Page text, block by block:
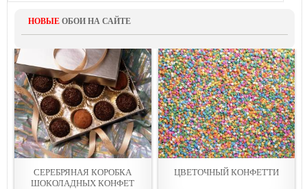
НОВЫЕ ОБОИ НА САЙТЕ
СЕРЕБРЯНАЯ КОРОБКА
ШОКОЛАДНЫХ КОНФЕТ
ЦВЕТОЧНЫЙ КОНФЕТТИ